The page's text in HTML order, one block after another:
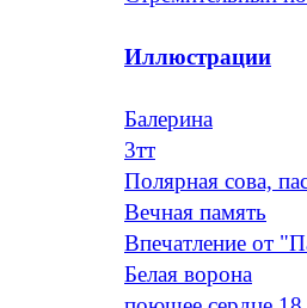
Иллюстрации
Балерина
3тт
Полярная сова,
Вечная память
Впечатление от
Белая ворона